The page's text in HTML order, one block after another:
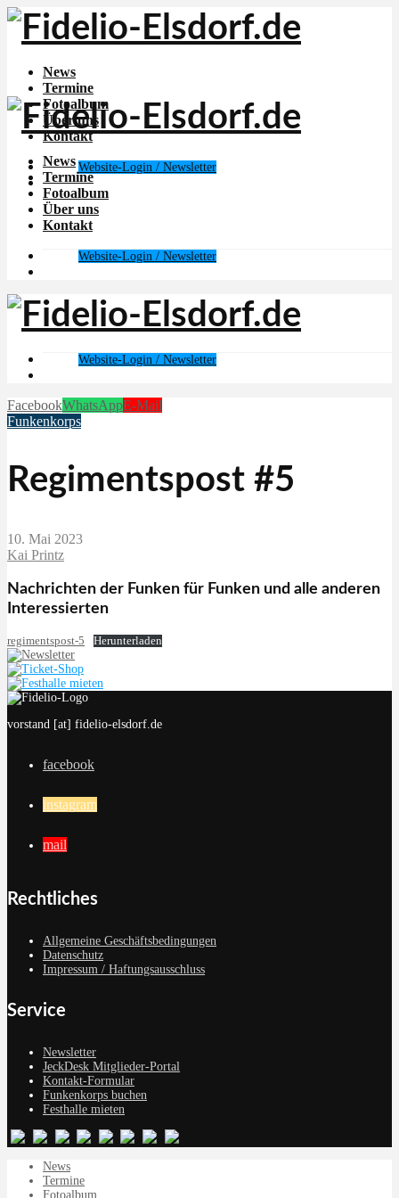
News
Termine
Fotoalbum
Über uns
Kontakt
Website-Login / Newsletter
News
Termine
Fotoalbum
Über uns
Kontakt
Website-Login / Newsletter
Website-Login / Newsletter
FacebookWhatsAppE-Mail
Funkenkorps
Regimentspost #5
10. Mai 2023
Kai Printz
Nachrichten der Funken für Funken und alle anderen
Interessierten
regimentspost-5 Herunterladen
vorstand [at] fidelio-elsdorf.de
facebook
instagram
mail
Rechtliches
Allgemeine Geschäftsbedingungen
Datenschutz
Impressum / Haftungsausschluss
Service
Newsletter
JeckDesk Mitglieder-Portal
Kontakt-Formular
Funkenkorps buchen
Festhalle mieten
News
Termine
Fotoalbum